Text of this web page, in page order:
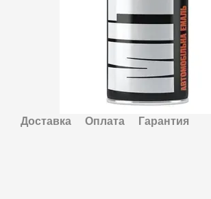
Доставка Оплата Гарантия